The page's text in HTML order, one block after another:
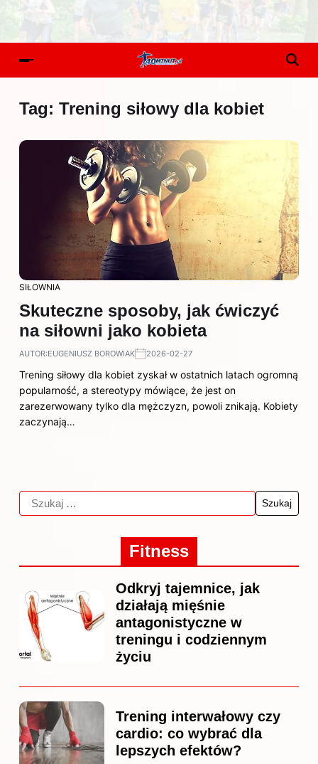
Tag: Trening siłowy dla kobiet
SIŁOWNIA
Skuteczne sposoby, jak ćwiczyć
na siłowni jako kobieta
AUTOR:EUGENIUSZ BOROWIAK 2026-02-27
Trening siłowy dla kobiet zyskał w ostatnich latach ogromną
popularność, a stereotypy mówiące, że jest on
zarezerwowany tylko dla mężczyzn, powoli znikają. Kobiety
zaczynają…
Fitness
Odkryj tajemnice, jak
działają mięśnie
antagonistyczne w
treningu i codziennym
życiu
Trening interwałowy czy
cardio: co wybrać dla
lepszych efektów?